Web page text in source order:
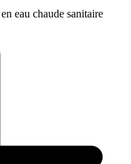
eau chaude sanitaire